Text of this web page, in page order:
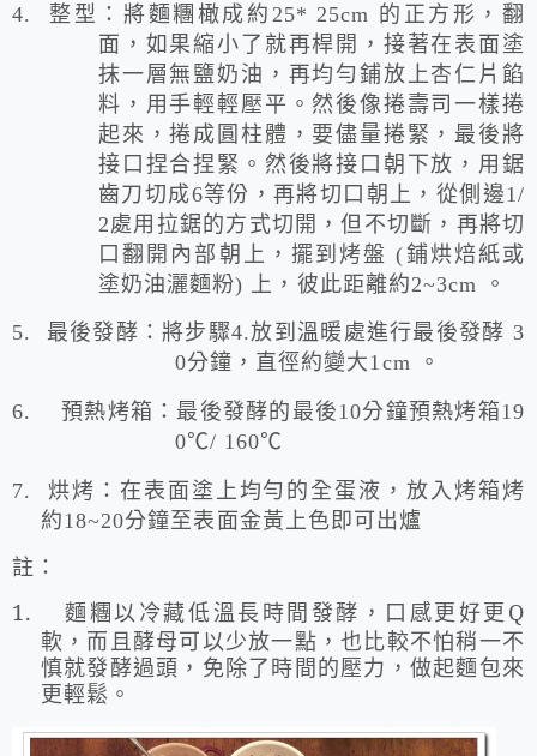
4. 整型：將麵糰橄成約 25* 25cm 的正方形，翻
面，如果縮小了就再桿開，接著在表面塗
抹一層無鹽奶油，再均勻鋪放上杏仁片餡
料，用手輕輕壓平。然後像捲壽司一樣捲
起來，捲成圓柱體，要儘量捲緊，最後將
接口捏合捏緊。然後將接口朝下放，用鋸
齒刀切成6等份，再將切口朝上，從側邊1/
2處用拉鋸的方式切開，但不切斷，再將切
口翻開內部朝上，擺到烤盤 (鋪烘焙紙或
塗奶油灑麵粉) 上，彼此距離約2~3cm
。
5.
最後發酵：將步驟4.放到溫暖處進行最後發酵 3
0分鐘，直徑約變大1cm 。
6.預熱烤箱：最後發酵的最後10分鐘預熱烤箱19
0℃/ 160℃
7.
烘烤：在表面塗上均勻的全蛋液，放入烤箱烤
約18~20分鐘至表面金黃上色即可出爐
註：
1.
麵糰以冷藏低溫長時間發酵，口感更好更 Q
軟，而且酵母可以少放一點，也比較不怕稍一不
慎就發酵過頭，免除了時間的壓力，做起麵包來
更輕鬆。